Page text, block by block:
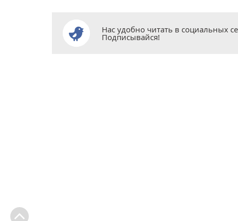
Нас удобно читать в социальных
Подписывайся!